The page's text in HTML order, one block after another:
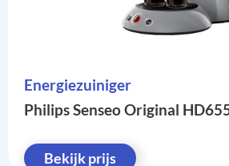
Energiezuiniger
Philips Senseo Original
Bekijk prijs